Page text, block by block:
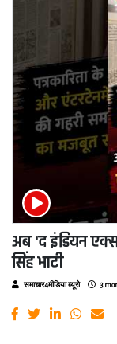
अब ‘द इंडियन
सिंह भाटी
समाचार4मीडिया ब्यूरो 3